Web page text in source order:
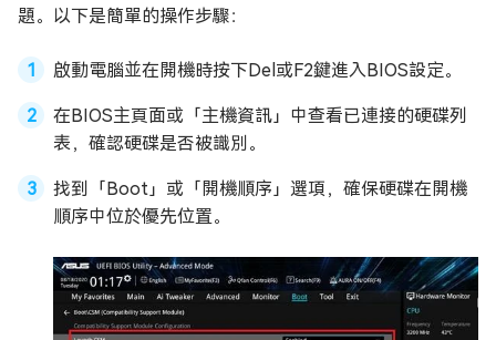
題。以下是簡單的操作步驟：
啟動電腦並在開機時按下Del或F2鍵進入BIOS設定。
在BIOS主頁面或「主機資訊」中查看已連接的硬碟列
表，確認硬碟是否被識別。
找到「Boot」或「開機順序」選項，確保硬碟在開機
順序中位於優先位置。